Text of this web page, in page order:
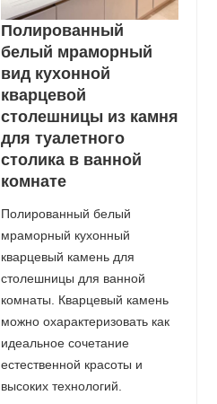
Полированный
белый мраморный
вид кухонной
кварцевой
столешницы из камня
для туалетного
столика в ванной
комнате
Полированный белый
мраморный кухонный
кварцевый камень для
столешницы для ванной
комнаты. Кварцевый камень
можно охарактеризовать как
идеальное сочетание
естественной красоты и
высоких технологий.